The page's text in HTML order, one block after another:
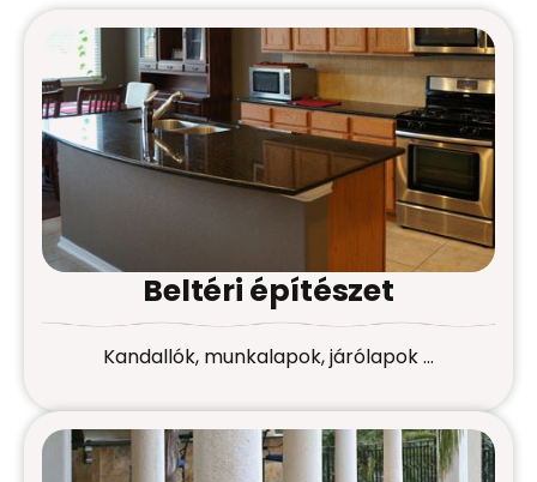
Beltéri építészet
Kandallók, munkalapok, járólapok …